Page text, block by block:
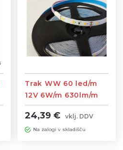
Trak WW 60 led/m
12V 6W/m 630lm/m
širina traku 8mm
IP65
24,39 € vklj. DDV
Na zalogi v skladišču